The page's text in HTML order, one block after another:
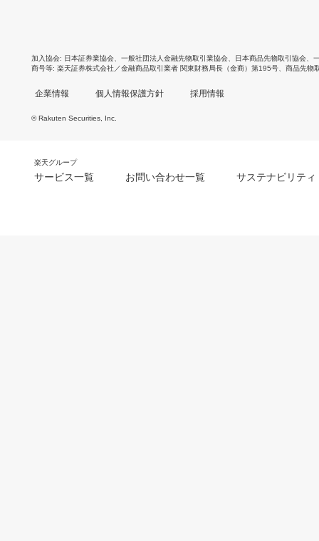
加入協会 日本証券業協会 一般社団法人金融先物取引業協会 日本商品先物取引協会
商号等 楽天証券株式会社／金融商品取引業者 関東財務局長（金商）第195号、商品先物
企業情報 個人情報保護方針 採用情報
© Rakuten Securities, Inc.
楽天グループ
サービス一覧 お問い合わせ一覧 サステナビリティ